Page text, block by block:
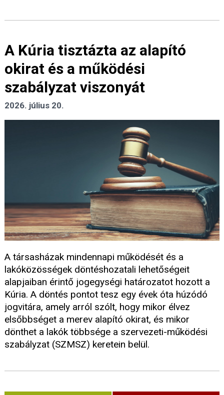
A Kúria tisztázta az alapító
okirat és a működési
szabályzat viszonyát
2026. július 20.
A társasházak mindennapi működését és a
lakóközösségek döntéshozatali lehetőségeit
alapjaiban érintő jogegységi határozatot hozott a
Kúria. A döntés pontot tesz egy évek óta húzódó
jogvitára, amely arról szólt, hogy mikor élvez
elsőbbséget a merev alapító okirat, és mikor
dönthet a lakók többsége a szervezeti-működési
szabályzat (SZMSZ) keretein belül.